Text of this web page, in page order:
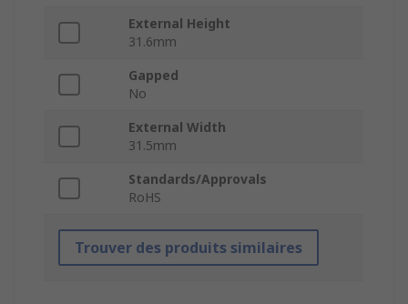
External Height
31.6mm
Gapped
No
External Width
31.5mm
Standards/Approvals
RoHS
Trouver des produits similaires